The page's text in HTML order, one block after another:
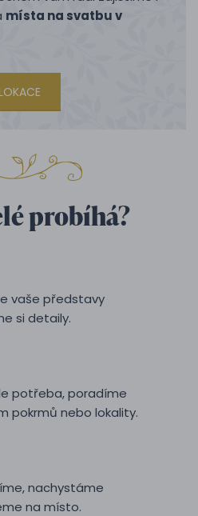
místa na svatbu v
probíhá?
vaše představy
si detaily.
potřeba, poradíme
pokrmů nebo lokality.
nachystáme
na místo.